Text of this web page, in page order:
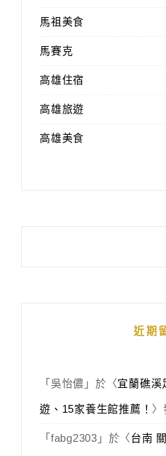
馬祖美食
馬賽克
高雄住宿
高雄旅遊
高雄美食
近期
「 吳怡儂 」於〈宜蘭礁溪
遊、15家養生館推薦！ 〉
「 fabg2303 」於〈台南